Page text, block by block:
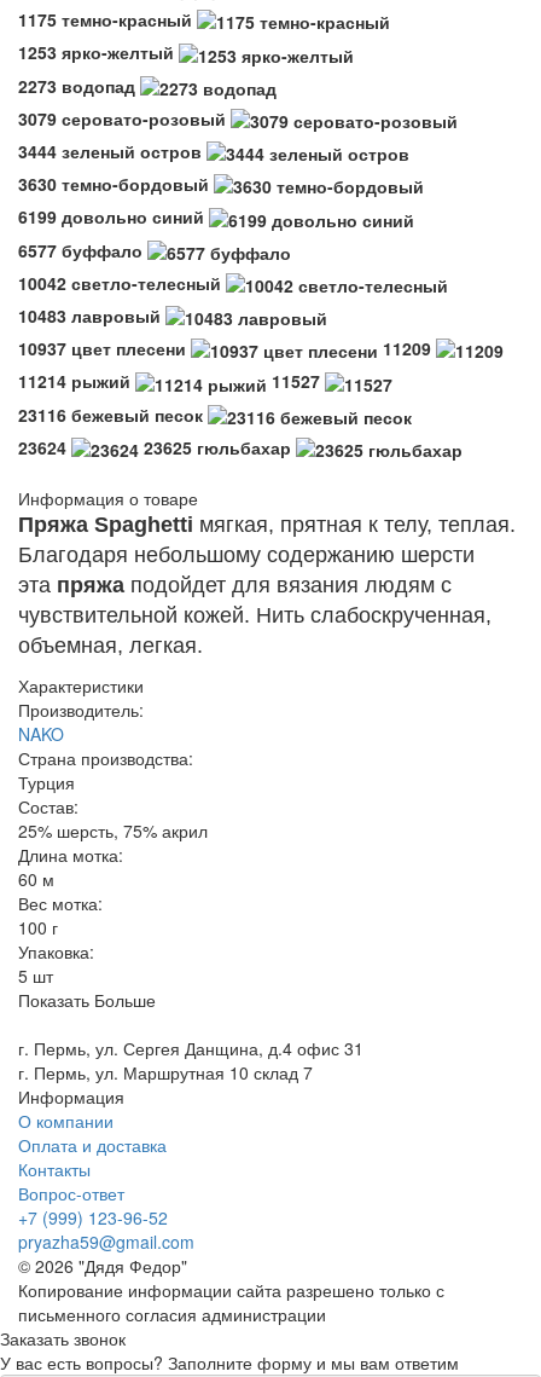
1175 темно-красный
1253 ярко-желтый
2273 водопад
3079 серовато-розовый
3444 зеленый остров
3630 темно-бордовый
6199 довольно синий
6577 буффало
10042 светло-телесный
10483 лавровый
10937 цвет плесени
11209
11214 рыжий
11527
23116 бежевый песок
23624
23625 гюльбахар
Информация о товаре
Пряжа Spaghetti мягкая, прятная к телу, теплая.
Благодаря небольшому содержанию шерсти
эта пряжа подойдет для вязания людям с
чувствительной кожей. Нить слабоскрученная,
объемная, легкая.
Характеристики
Производитель:
NAKO
Страна производства:
Турция
Состав:
25% шерсть, 75% акрил
Длина мотка:
60 м
Вес мотка:
100 г
Упаковка:
5 шт
Показать Больше
г. Пермь, ул. Сергея Данщина, д.4 офис 31
г. Пермь, ул. Маршрутная 10 склад 7
Информация
О компании
Оплата и доставка
Контакты
Вопрос-ответ
+7 (999) 123-96-52
pryazha59@gmail.com
© 2026 "Дядя Федор"
Копирование информации сайта разрешено только с
письменного согласия администрации
Заказать звонок
У вас есть вопросы? Заполните форму и мы вам ответим